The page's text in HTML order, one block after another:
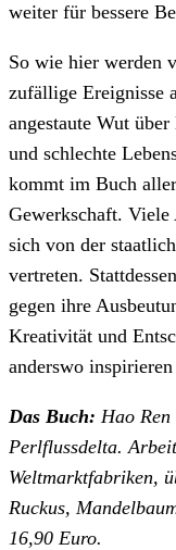
weiter für bessere
So wie hier werden
zufällige Ereignisse
angestaute Wut
und schlechte
kommt im Buch
Gewerkschaft.
sich von der
vertreten.
gegen ihre
Kreativität und
anderswo
Das Buch: Hao
Perlflussdelta.
Weltmarktfabriken,
Ruckus,
16,90 Euro.